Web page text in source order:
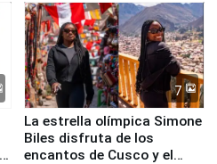
7
La estrella olímpica Simone
Biles disfruta de los
encantos de Cusco y el